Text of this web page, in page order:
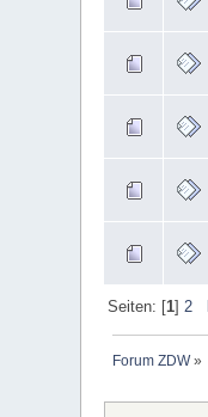
Seiten: [1] 2
Forum ZDW»